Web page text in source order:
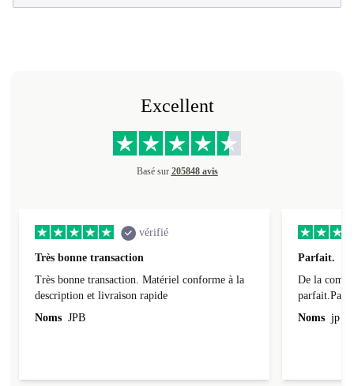
Excellent
Basé sur 205848 avis
vérifié
Très bonne transaction
Très bonne transaction. Matériel conforme à la
description et livraison rapide
Noms JPB
Parfait.
De la
Noms jp